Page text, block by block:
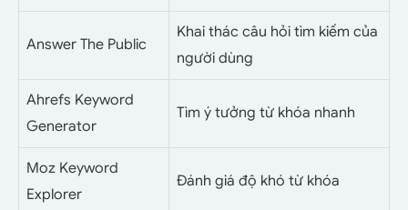
Answer The Public
Khai thác câu hỏi tìm kiếm của
người dùng
Ahrefs Keyword
Generator
Tìm ý tưởng từ khóa nhanh
Moz Keyword
Explorer
Đánh giá độ khó từ khóa